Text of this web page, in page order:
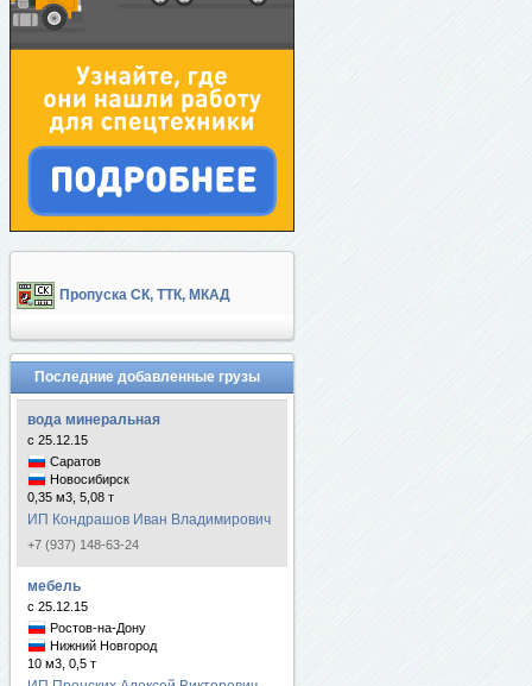
Пропуска СК, ТТК, МКАД
Последние добавленные грузы
вода минеральная
с 25.12.15
Саратов
Новосибирск
0,35 м3, 5,08 т
ИП Кондрашов Иван Владимирович
+7 (937) 148-63-24
мебель
с 25.12.15
Ростов-на-Дону
Нижний Новгород
10 м3, 0,5 т